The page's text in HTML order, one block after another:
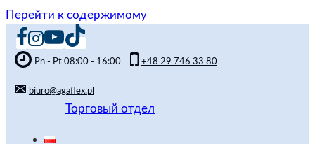
Перейти к содержимому
Pn - Pt 08:00 - 16:00 +48 29 746 33 80
biuro@agaflex.pl
Торговый отдел